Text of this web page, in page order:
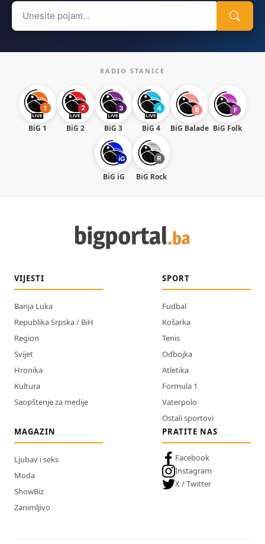
Search
for:
RADIO STANICE
BiG 1 BiG 2 BiG 3 BiG 4 BiG Balade BiG Folk
BiG iG BiG Rock
VIJESTI
Banja Luka
Republika Srpska / BiH
Region
Svijet
Hronika
Kultura
Saopštenje za medije
SPORT
Fudbal
Košarka
Tenis
Odbojka
Atletika
Formula 1
Vaterpolo
Ostali sportovi
MAGAZIN
Ljubav i seks
Moda
ShowBiz
Zanimljivo
PRATITE NAS
Facebook
Instagram
X / Twitter